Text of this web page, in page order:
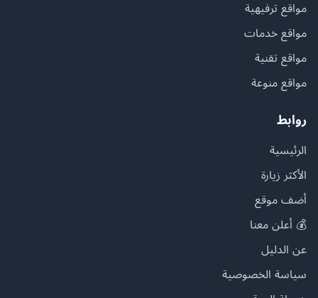
مواقع ترفيهية
مواقع خدمات
مواقع تقنية
مواقع منوعة
روابط
الرئيسية
الأكثر زيارة
أضف موقع
💰 أعلن معنا
عن الدليل
سياسة الخصوصية